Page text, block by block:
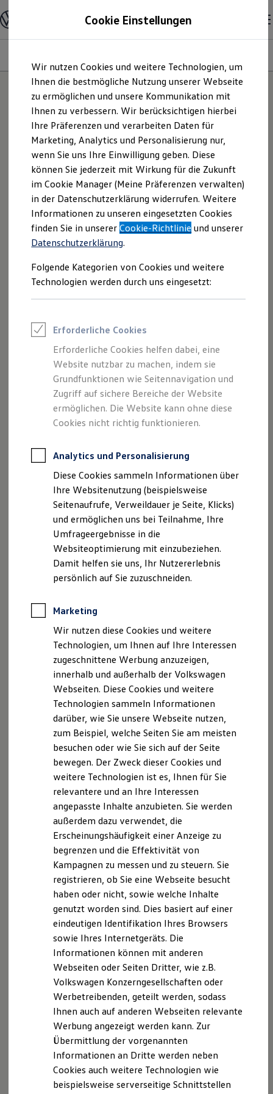
Hauptinhalt
springen
Footer
springen
Modelle und Konfigurator
Konfigurator
Modelle vergleichen
Elektroautos
ENERGY Sondermodelle
Nutzfahrzeuge
SUV und CUV
Familienautos
Kombis
Kompaktwagen
Sportwagen
Schnell verfügbare Fahrzeuge
Angebote und Produkte
Aktuelle Angebote
E-Auto-Förderung
Volkswagen Marktplatz
Die ENERGY Sondermodelle
Junge Gebrauchtwagen und Gebrauchtwagen
Volkswagen Zertifizierte Gebrauchtwagen
Elektromobilität bei Gebrauchtwagen
Saisonangebote
Reifenpakete
Leasing
Leasing-Angebote
Elektroauto Leasing
Kleinwagen-Leasing
Leasing ohne Anzahlung
Finanzierung
Autokredit mit Schlussrate
Versicherungen und Garantien
Kfz-Versicherung
Restschuldversicherungen
Garantien
Professional Class bei Volkswagen
Behörden
Direktkunden
Sonderfahrzeuge
Anpfiff zum Gewinn
Elektromobilität
Elektroautos
ID. Tutorials
Elektrofahrzeugkonzepte
ID. EVERY1
Reichweite
Rekuperation
Laden unterwegs
Laden Zuhause
Ladestationen finden
Ladezeitensimulator
Batterie
Sicherheit
Nachhaltigkeit
Technologie
Kosten und Kauf
Verbrauchskosten
Kaufoptionen
E-Auto-Förderung
Software und Konnektivität
Die ID. Software 6
ID. Software Versionen und Updates
Digitale Extras
Schnittstellen zu Ihrem ID.
Marke und Erlebnis
Volkswagen R und R Experience
R-Modelle
R Experience
Driving Experience
Volkswagen entdecken
Werkbesichtigung
Lifestyle Shop
T-Roc Kollektion
Golf Kollektion
Volkswagen Kollektion
R-Kollektion
GTI Kollektion
Fußball Drop
we drive football
#wedriveproud
Besitzer und Service
myVolkswagen
Software Updates
Service und Ersatzteile
Inspektion und HU/AU
Modelle
NEU: KI TESTEN
Entdecken Sie Modelle, die perfekt zu
Ihnen passen.
Ab 24.995,00 € inkl. MwSt.
Energieverbrauch kombiniert: 14,8 - 13,3 kWh/100 km•CO₂-
Emissionen kombiniert:0 g/km• CO₂-Klasse:A
abzgl. ID. Kaufprämie
Ab 29.195,00 € inkl. MwSt.
Begeistert. Der neue
vollelektrische ID. Cross Trend
Ab 27.995,00 € inkl. MwSt.
Die Ausstattungslinie Trend ist voraussichtlich ab
Mitte Oktober 2026 bestellbar.
ID. Cross konfigurieren
Cookie Einstellungen
Wir nutzen Cookies und weitere Technologien, um
Ihnen die bestmögliche Nutzung unserer Webseite
zu ermöglichen und unsere Kommunikation mit
Ihnen zu verbessern. Wir berücksichtigen hierbei
Ihre Präferenzen und verarbeiten Daten für
Marketing, Analytics und Personalisierung nur,
wenn Sie uns Ihre Einwilligung geben. Diese
können Sie jederzeit mit Wirkung für die Zukunft
im Cookie Manager (Meine Präferenzen verwalten)
in der Datenschutzerklärung widerrufen. Weitere
Informationen zu unseren eingesetzten Cookies
finden Sie in unsererCookie-Richtlinie und unserer
Datenschutzerklärung.
Folgende Kategorien von Cookies und weitere
Technologien werden durch uns eingesetzt:
Erforderliche Cookies
Erforderliche Cookies helfen dabei, eine
Website nutzbar zu machen, indem sie
Grundfunktionen wie Seitennavigation und
Zugriff auf sichere Bereiche der Website
ermöglichen. Die Website kann ohne diese
Cookies nicht richtig funktionieren.
Analytics und Personalisierung
Diese Cookies sammeln Informationen über
Ihre Websitenutzung (beispielsweise
Seitenaufrufe, Verweildauer je Seite, Klicks)
und ermöglichen uns bei Teilnahme, Ihre
Umfrageergebnisse in die
Websiteoptimierung mit einzubeziehen.
Damit helfen sie uns, Ihr Nutzererlebnis
persönlich auf Sie zuzuschneiden.
Marketing
Wir nutzen diese Cookies und weitere
Technologien, um Ihnen auf Ihre Interessen
zugeschnittene Werbung anzuzeigen,
innerhalb und außerhalb der Volkswagen
Webseiten. Diese Cookies und weitere
Technologien sammeln Informationen
darüber, wie Sie unsere Webseite nutzen,
zum Beispiel, welche Seiten Sie am meisten
besuchen oder wie Sie sich auf der Seite
bewegen. Der Zweck dieser Cookies und
weitere Technologien ist es, Ihnen für Sie
relevantere und an Ihre Interessen
angepasste Inhalte anzubieten. Sie werden
außerdem dazu verwendet, die
Erscheinungshäufigkeit einer Anzeige zu
begrenzen und die Effektivität von
Kampagnen zu messen und zu steuern. Sie
registrieren, ob Sie eine Webseite besucht
haben oder nicht, sowie welche Inhalte
genutzt worden sind. Dies basiert auf einer
eindeutigen Identifikation Ihres Browsers
sowie Ihres Internetgeräts. Die
Informationen können mit anderen
Webseiten oder Seiten Dritter, wie z.B.
Volkswagen Konzerngesellschaften oder
Werbetreibenden, geteilt werden, sodass
Ihnen auch auf anderen Webseiten relevante
Werbung angezeigt werden kann. Zur
Übermittlung der vorgenannten
Informationen an Dritte werden neben
Cookies auch weitere Technologien wie
beispielsweise serverseitige Schnittstellen